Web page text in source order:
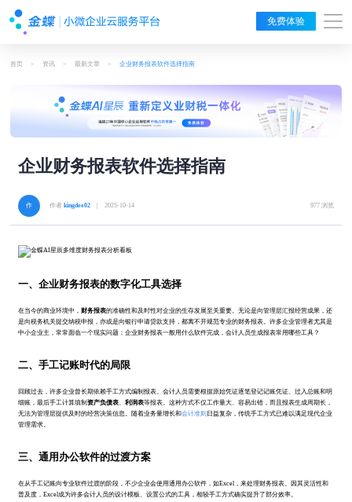
免费体验
首页 > 资讯 > 最新文章 > 企业财务报表软件选择指南
企业财务报表软件选择指南
作者kingdee02 | 2025-10-14 977 浏览
一、企业财务报表的数字化工具选择
在当今的商业环境中，财务报表的准确性和及时性对企业的生存发展至关重要。无论是向管理层汇报经营成果，还
是向税务机关提交纳税申报，亦或是向银行申请贷款支持，都离不开规范专业的财务报表。许多企业管理者尤其是
中小企业主，常常面临一个现实问题：企业财务报表一般用什么软件完成，会计人员生成报表常用哪些工具？
二、手工记账时代的局限
回顾过去，许多企业曾长期依赖手工方式编制报表。会计人员需要根据原始凭证逐笔登记记账凭证、过入总账和明
细账，最后手工计算填制资产负债表、利润表等报表。这种方式不仅工作量大、容易出错，而且报表生成周期长，
无法为管理层提供及时的经营决策信息。随着业务量增长和会计准则 日益复杂，传统手工方式已难以满足现代企业
管理需求。
三、通用办公软件的过渡方案
在从手工记账向专业软件过渡的阶段，不少企业会使用通用办公软件，如Excel，来处理财务报表。因其灵活性和
普及度，Excel成为许多会计人员的设计模板、设置公式的工具，相较手工方式确实提升了部分效率。